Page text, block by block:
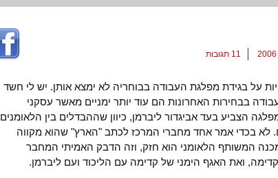
11 תגובות
על בגידת מפלגת העבודה בבוחריה לא ימצא אותן. יש לי חשד
בבחירות האחרונות הם עוד יותר ימניים מאשר עסקני
הצביע בעד אביגדור ליברמן, כיוון שההבדלים בין הלאומנים
לא בכדי אמר אחד מחברי המרכז לכתב "הארץ" שהוא מקווה
המשותף הלאומני הוא חזק, וזה הדבק האמיתי המחבר
ואת האגף הימני של קדימה עם הליכוד ועם ליברמן.